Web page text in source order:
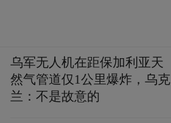
乌军无人机在距保加利亚天
然气管道仅1公里爆炸，乌克
兰：不是故意的